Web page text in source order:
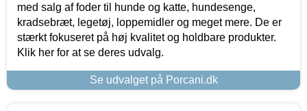
med salg af foder til hunde og katte, hundesenge,
kradsebræt, legetøj, loppemidler og meget mere. De er
stærkt fokuseret på høj kvalitet og holdbare produkter.
Klik her for at se deres udvalg.
Se udvalget på Porcani.dk